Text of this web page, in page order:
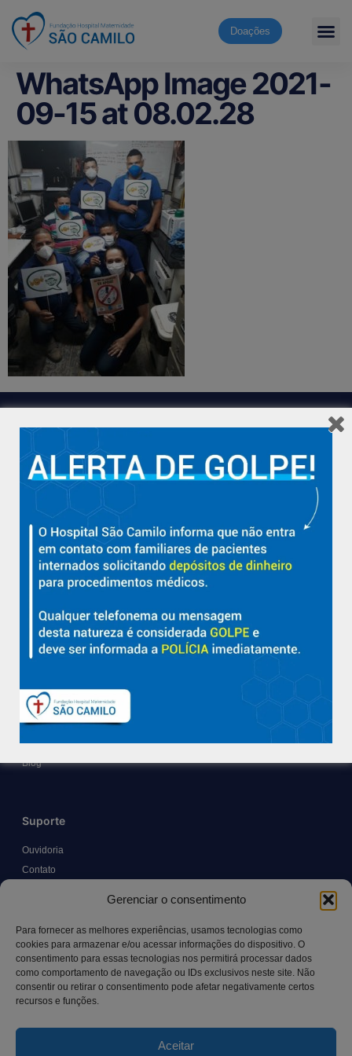
Gerenciar o consentimento
Para fornecer as melhores experiências, usamos tecnologias como
cookies para armazenar e/ou acessar informações do dispositivo. O
consentimento para essas tecnologias nos permitirá processar dados
como comportamento de navegação ou IDs exclusivos neste site. Não
consentir ou retirar o consentimento pode afetar negativamente certos
recursos e funções.
Aceitar
Doações
WhatsApp Image 2021-
09-15 at 08.02.28
Hospital São Camilo – há mais de 50 anos cuidando da saúde
com qualidade, acolhimento e compromisso com a vida em
Aracruz e região.
Sobre
Diretorias
Políticas e Normas
Trabalhe Conosco
Blog
Suporte
Ouvidoria
Contato
Canal LGPD e Segurança da Informação
Contato